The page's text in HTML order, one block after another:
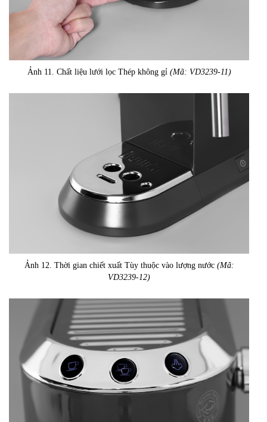
Ảnh 11. Chất liệu lưới lọc Thép không gỉ (Mã: VD3239-11)
Ảnh 12. Thời gian chiết xuất Tùy thuộc vào lượng nước (Mã:
VD3239-12)